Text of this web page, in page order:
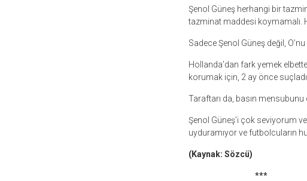
Şenol Güneş herhangi bir
tazminat maddesi koymamalı.
Sadece Şenol Güneş değil,
Hollanda’dan fark yemek
korumak için, 2 ay önce
Taraftarı da, basın
Şenol Güneş’i çok seviyorum
uyduramıyor ve futbolcuların
(Kaynak: Sözcü)
***